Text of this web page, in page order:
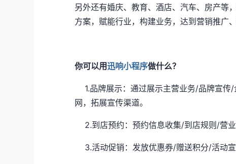
另外还有婚庆、教育、酒店、汽车、房产等
方案，赋能行业，构建业务，达到营销推广
你可以用迅响小程序做什么？
1.品牌展示：通过展示主营业务/品牌宣
网，拓展宣传渠道。
2.到店预约：预约信息收集/到店规则/营
3.活动促销：发放优惠券/赠送积分/活动